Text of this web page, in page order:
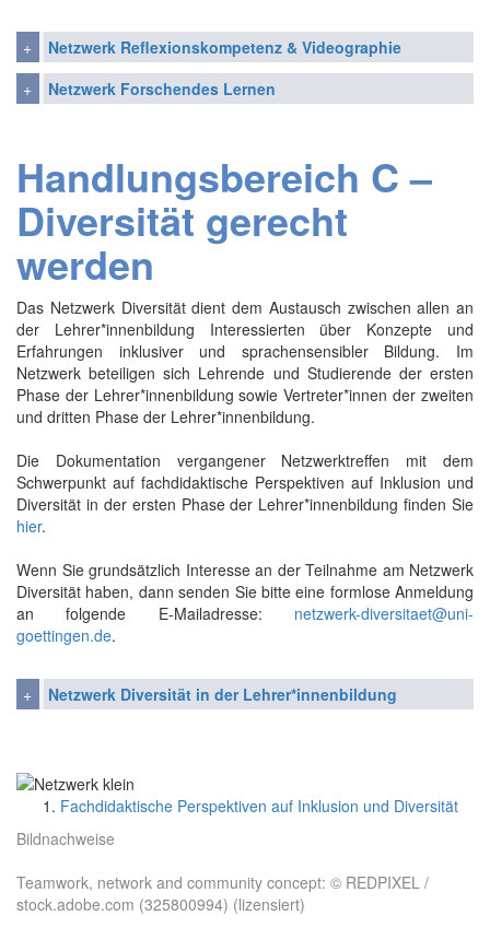
Netzwerk Reflexionskompetenz & Videographie
Netzwerk Forschendes Lernen
Handlungsbereich C –
Diversität gerecht
werden
Das Netzwerk Diversität dient dem Austausch zwischen allen an
der Lehrer*innenbildung Interessierten über Konzepte und
Erfahrungen inklusiver und sprachensensibler Bildung. Im
Netzwerk beteiligen sich Lehrende und Studierende der ersten
Phase der Lehrer*innenbildung sowie Vertreter*innen der zweiten
und dritten Phase der Lehrer*innenbildung.
Die Dokumentation vergangener Netzwerktreffen mit dem
Schwerpunkt auf fachdidaktische Perspektiven auf Inklusion und
Diversität in der ersten Phase der Lehrer*innenbildung finden Sie
hier.
Wenn Sie grundsätzlich Interesse an der Teilnahme am Netzwerk
Diversität haben, dann senden Sie bitte eine formlose Anmeldung
an folgende E-Mailadresse: netzwerk-diversitaet@uni-
goettingen.de.
Netzwerk Diversität in der Lehrer*innenbildung
Fachdidaktische Perspektiven auf Inklusion und Diversität
Bildnachweise
Teamwork, network and community concept: © REDPIXEL /
stock.adobe.com (325800994) (lizensiert)